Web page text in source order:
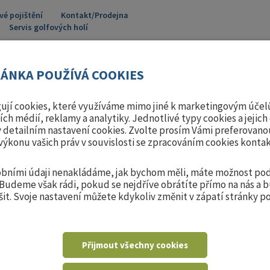
POUŽÍVÁ COOKIES
cookies, které využíváme mimo jiné k marketingovým
médií, reklamy a analytiky. Jednotlivé typy cookies a
detailním nastavení cookies. Zvolte prosím Vámi
vašich práv v souvislosti se zpracováním cookies
údaji nenakládáme, jak bychom měli, máte možnost
však rádi, pokud se nejdříve obrátíte přímo na nás a
Svoje nastavení můžete kdykoliv změnit v zápatí stránky
Přijmout všechny cookies
pojištění
Kontakt/Prodejna
Servis golfových holí
TRÉNINKOVÉ
SKLADEM
Silverline
EAN: 4260091019787